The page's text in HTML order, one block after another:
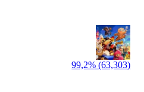
99,2% (63,303)